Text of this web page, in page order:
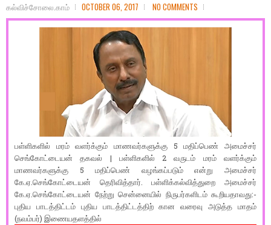
கல்விச்சோலை.காம் OCTOBER 06, 2017 NO COMMENTS
பள்ளிகளில் மரம் வளர்க்கும் மாணவர்களுக்கு 5 மதிப்பெண் அமைச்சர்
செங்கோட்டையன் தகவல் | பள்ளிகளில் 2 வருடம் மரம் வளர்க்கும்
மாணவர்களுக்கு 5 மதிப்பெண் வழங்கப்படும் என்று அமைச்சர்
கே.ஏ.செங்கோட்டையன் தெரிவித்தார். பள்ளிக்கல்வித்துறை அமைச்சர்
கே.ஏ.செங்கோட்டையன் நேற்று சென்னையில் நிருபர்களிடம் கூறியதாவது:-
புதிய பாடத்திட்டம் புதிய பாடத்திட்டத்திற் கான வரைவு அடுத்த மாதம்
(நவம்பர்) இணையதளத்தில்